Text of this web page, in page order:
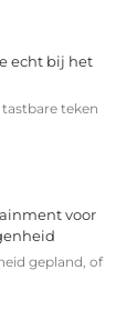
echt bij het
tastbare teken
voor
gepland, of